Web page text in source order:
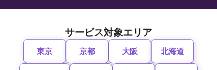
サービス対象エリア
東京 京都 大阪 北海道